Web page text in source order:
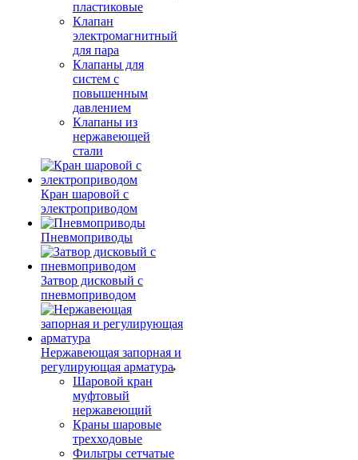
пластиковые
Клапан
электромагнитный
для пара
Клапаны для
систем с
повышенным
давлением
Клапаны из
нержавеющей
стали
Кран шаровой с
электроприводом
Пневмоприводы
Затвор дисковый с
пневмоприводом
Нержавеющая запорная и
регулирующая арматура
Шаровой кран
муфтовый
нержавеющий
Краны шаровые
трехходовые
Фильтры сетчатые